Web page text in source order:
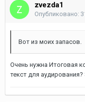
zvezda1
Опубликовано:
Вот из моих запасов.
Очень нужна Итоговая
текст для